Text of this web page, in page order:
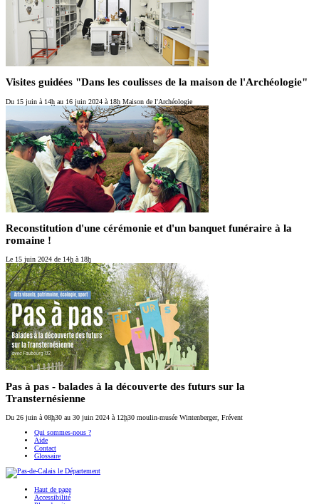
Visites guidées "Dans les coulisses de la maison de l'Archéologie"
Du 15 juin à 14h au 16 juin 2024 à 18h Maison de l'Archéologie
Reconstitution d'une cérémonie et d'un banquet funéraire à la
romaine !
Le 15 juin 2024 de 14h à 18h
Pas à pas - balades à la découverte des futurs sur la
Transternésienne
Du 26 juin à 08h30 au 30 juin 2024 à 12h30 moulin-musée Wintenberger, Frévent
Qui sommes-nous ?
Aide
Contact
Glossaire
Haut de page
Accessibilité